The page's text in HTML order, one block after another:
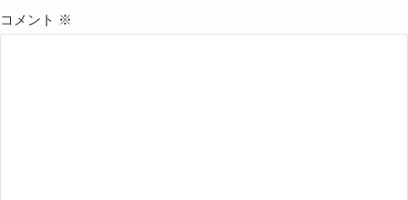
コメント ※